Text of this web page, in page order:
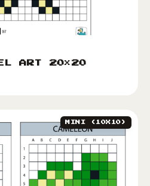
ART 20×20
MINI (10X10)